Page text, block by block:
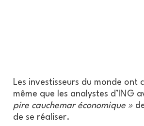
Les investisseurs du monde ont
même que les analystes d’ING
pire cauchemar économique »
de se réaliser.